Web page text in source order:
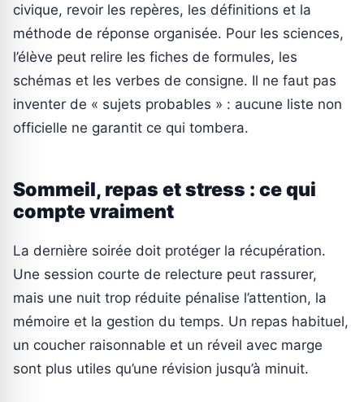
civique, revoir les repères, les définitions et la
méthode de réponse organisée. Pour les sciences,
l’élève peut relire les fiches de formules, les
schémas et les verbes de consigne. Il ne faut pas
inventer de « sujets probables » : aucune liste non
officielle ne garantit ce qui tombera.
Sommeil, repas et stress : ce qui
compte vraiment
La dernière soirée doit protéger la récupération.
Une session courte de relecture peut rassurer,
mais une nuit trop réduite pénalise l’attention, la
mémoire et la gestion du temps. Un repas habituel,
un coucher raisonnable et un réveil avec marge
sont plus utiles qu’une révision jusqu’à minuit.